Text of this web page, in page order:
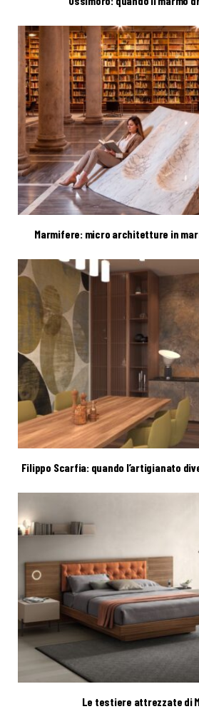
Marmifere: micro architetture in
Filippo Scarfia: quando l’artigianato
Le testiere attrezzate di